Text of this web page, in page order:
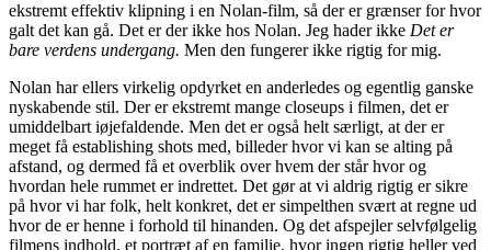
ekstremt effektiv klipning i en Nolan-film, så der er grænser for hvor
galt det kan gå. Det er der ikke hos Nolan. Jeg hader ikke Det er
bare verdens undergang. Men den fungerer ikke rigtig for mig.
Nolan har ellers virkelig opdyrket en anderledes og egentlig ganske
nyskabende stil. Der er ekstremt mange closeups i filmen, det er
umiddelbart iøjefaldende. Men det er også helt særligt, at der er
meget få establishing shots med, billeder hvor vi kan se alting på
afstand, og dermed få et overblik over hvem der står hvor og
hvordan hele rummet er indrettet. Det gør at vi aldrig rigtig er sikre
på hvor vi har folk, helt konkret, det er simpelthen svært at regne ud
hvor de er henne i forhold til hinanden. Og det afspejler selvfølgelig
filmens indhold, et portræt af en familie, hvor ingen rigtig heller ved